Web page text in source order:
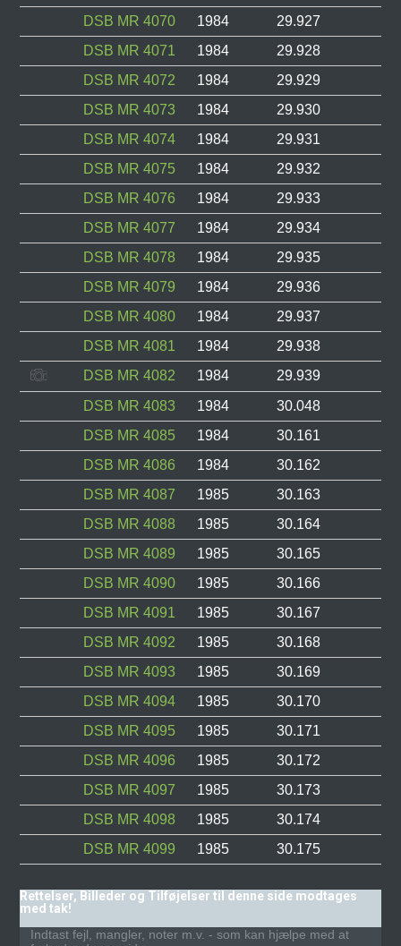
DSB MR 4070
1984
29.927
DSB MR 4071
1984
29.928
DSB MR 4072
1984
29.929
DSB MR 4073
1984
29.930
DSB MR 4074
1984
29.931
DSB MR 4075
1984
29.932
DSB MR 4076
1984
29.933
DSB MR 4077
1984
29.934
DSB MR 4078
1984
29.935
DSB MR 4079
1984
29.936
DSB MR 4080
1984
29.937
DSB MR 4081
1984
29.938
DSB MR 4082
1984
29.939
DSB MR 4083
1984
30.048
DSB MR 4085
1984
30.161
DSB MR 4086
1984
30.162
DSB MR 4087
1985
30.163
DSB MR 4088
1985
30.164
DSB MR 4089
1985
30.165
DSB MR 4090
1985
30.166
DSB MR 4091
1985
30.167
DSB MR 4092
1985
30.168
DSB MR 4093
1985
30.169
DSB MR 4094
1985
30.170
DSB MR 4095
1985
30.171
DSB MR 4096
1985
30.172
DSB MR 4097
1985
30.173
DSB MR 4098
1985
30.174
DSB MR 4099
1985 30.175
Rettelser, Billeder og Tilføjelser til denne side modtages
med tak!